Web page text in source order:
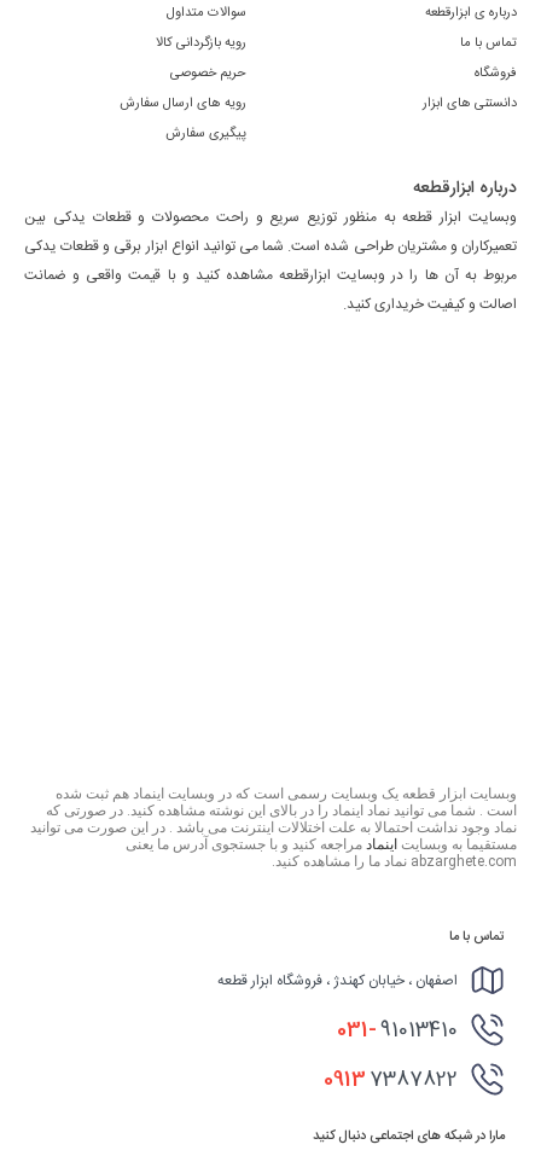
درباره ی ابزارقطعه
تماس با ما
فروشگاه
دانستنی های ابزار
سوالات متداول
رویه بازگردانی کالا
حریم خصوصی
رویه های ارسال سفارش
پیگیری سفارش
درباره ابزارقطعه
وبسایت ابزار قطعه به منظور توزیع سریع و راحت محصولات و قطعات یدکی بین
تعمیرکاران و مشتریان طراحی شده است. شما می توانید انواع ابزار برقی و قطعات یدکی
مربوط به آن ها را در وبسایت ابزارقطعه مشاهده کنید و با قیمت واقعی و ضمانت
اصالت و کیفیت خریداری کنید.
وبسایت ابزار قطعه یک وبسایت رسمی است که در وبسایت اینماد هم ثبت شده
است . شما می توانید نماد اینماد را در بالای این نوشته مشاهده کنید. در صورتی که
نماد وجود نداشت احتمالا به علت اختلالات اینترنت می باشد . در این صورت می توانید
مستقیما به وبسایت اینماد مراجعه کنید و با جستجوی آدرس ما یعنی
abzarghete.com نماد ما را مشاهده کنید.
تماس با ما
اصفهان ، خیابان کهندژ ، فروشگاه ابزار قطعه
031-91013410
09137387822
مارا در شبکه های اجتماعی دنبال کنید